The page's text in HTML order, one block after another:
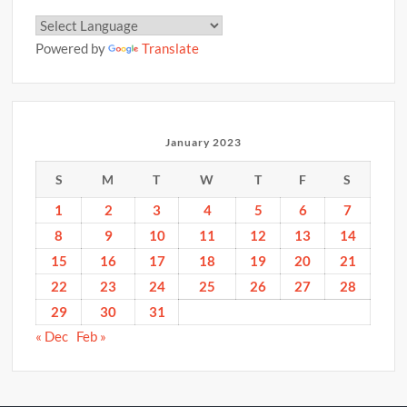
Powered by Translate
January 2023
S M T W T F S
1 2 3 4 5 6
7
8
9 10 11 12 13
14
15
16 17 18 19 20
21
22
23 24 25 26 27
28
29
30
31
« Dec Feb »